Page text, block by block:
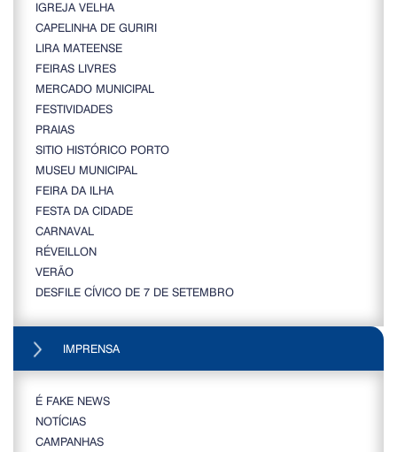
IGREJA VELHA
CAPELINHA DE GURIRI
LIRA MATEENSE
FEIRAS LIVRES
MERCADO MUNICIPAL
FESTIVIDADES
PRAIAS
SITIO HISTÓRICO PORTO
MUSEU MUNICIPAL
FEIRA DA ILHA
FESTA DA CIDADE
CARNAVAL
RÉVEILLON
VERÃO
DESFILE CÍVICO DE 7 DE SETEMBRO
IMPRENSA
É FAKE NEWS
NOTÍCIAS
CAMPANHAS